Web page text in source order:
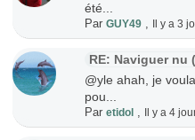
été...
ParGUY49 , Il y a 3
RE: Naviguer nu
@yle ahah, je
pou...
Paretidol , Il y a 4